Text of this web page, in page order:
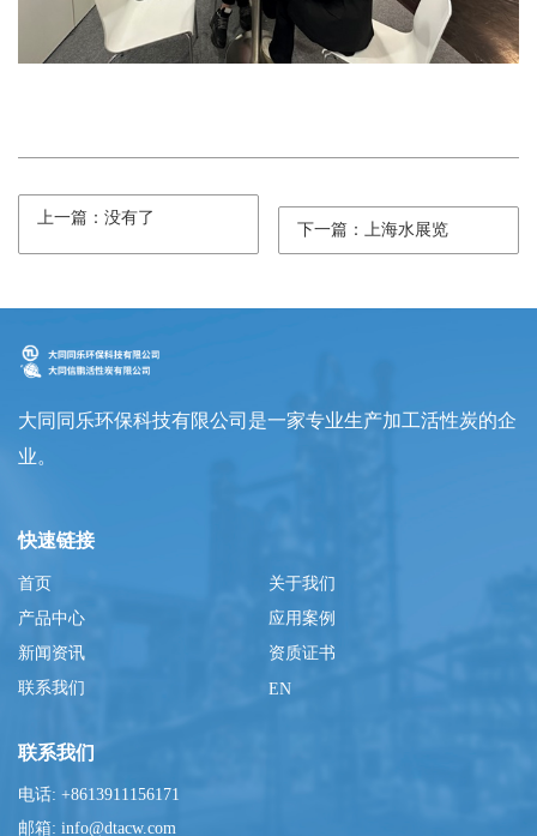
上一篇：没有了
下一篇：上海水展览
大同同乐环保科技有限公司是一家专业生产加工活性炭的企
业。
快速链接
首页
关于我们
产品中心
应用案例
新闻资讯
资质证书
联系我们
EN
联系我们
电话: +8613911156171
邮箱: info@dtacw.com